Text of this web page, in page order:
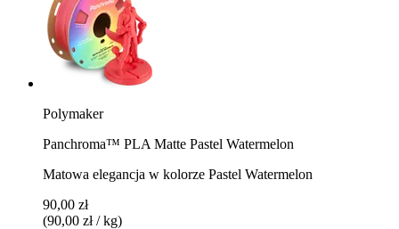
Polymaker
Panchroma™ PLA Matte Pastel Watermelon
Matowa elegancja w kolorze Pastel Watermelon
90,00 zł
(90,00 zł / kg)